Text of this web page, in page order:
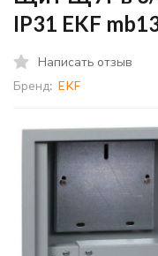
IP31 EKF
Написать отзыв
Бренд: EKF